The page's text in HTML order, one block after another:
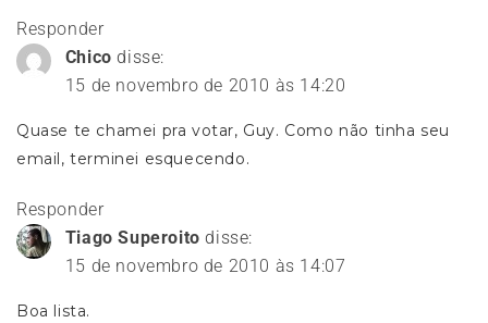
Responder
Chico disse:
15 de novembro de 2010 às 14:20
Quase te chamei pra votar, Guy. Como não tinha seu
email, terminei esquecendo.
Responder
Tiago Superoito disse:
15 de novembro de 2010 às 14:07
Boa lista.